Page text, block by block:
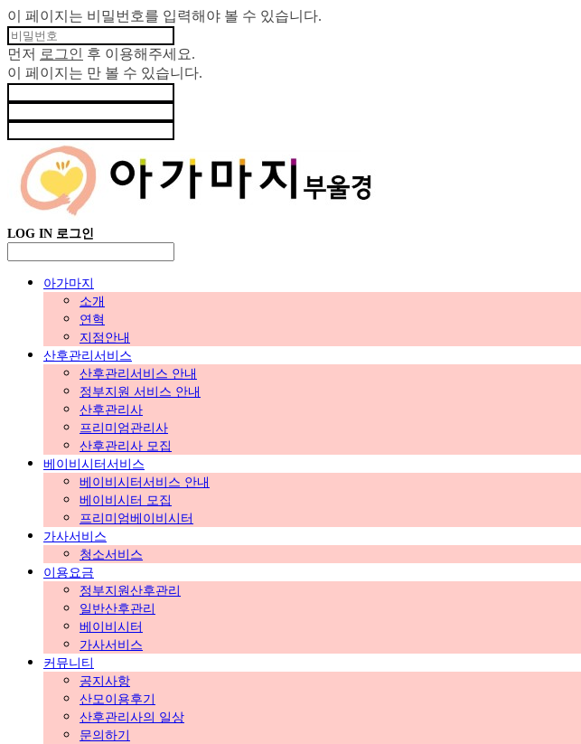
이 페이지는 비밀번호를 입력해야 볼 수 있습니다.
먼저 로그인
후 이용해주세요.
이 페이지는 만 볼 수 있습니다.
LOG IN 로그인
아가마지
소개
연혁
지점안내
산후관리서비스
산후관리서비스 안내
정부지원 서비스 안내
산후관리사
프리미엄관리사
산후관리사 모집
베이비시터서비스
베이비시터서비스 안내
베이비시터 모집
프리미엄베이비시터
가사서비스
청소서비스
이용요금
정부지원산후관리
일반산후관리
베이비시터
가사서비스
커뮤니티
공지사항
산모이용후기
산후관리사의 일상
문의하기